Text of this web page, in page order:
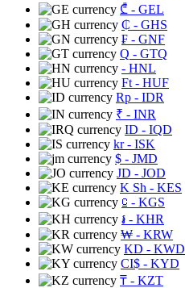
₾ - GEL
₵ - GHS
₣ - GNF
Q - GTQ
- HNL
Ft - HUF
Rp - IDR
₹ - INR
ID - IQD
kr- ISK
$ - JMD
JD - JOD
K Sh - KES
⃀ - KGS
៛ - KHR
₩ - KRW
KD - KWD
CI$ - KYD
₸ - KZT